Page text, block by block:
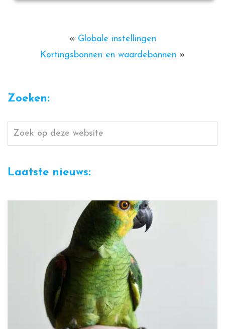
« Globale instellingen
Kortingsbonnen en waardebonnen »
Zoeken:
Zoek
op
website
Laatste nieuws:
Nieuws is actueel